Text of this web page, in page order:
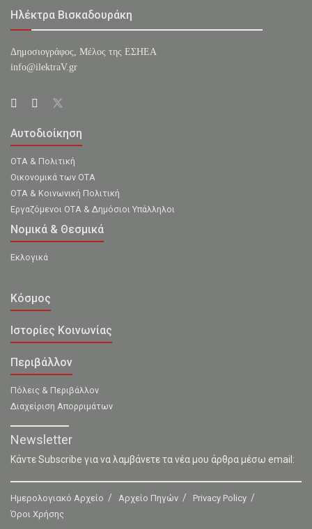
Ηλέκτρα Βισκαδουράκη
Δημοσιογράφος, Μέλος της ΕΣHΕΑ
info@ilektraV.gr
Αυτοδιοίκηση
ΟΤΑ & Πολιτική
Οικονομικά των ΟΤΑ
ΟΤΑ & Κοινωνική Πολιτική
Εργαζόμενοι ΟΤΑ & Δημόσιοι Υπάλληλοι
Νομικά & Θεσμικά
Εκλογικά
Κόσμος
Ιστορίες Κοινωνίας
Περιβάλλον
Πόλεις & Περιβάλλον
Διαχείριση Απορριμάτων
Newsletter
Κάντε Subscribe για να λαμβάνετε τα νέα μου άρθρα μέσω email:
Ημερολογιακό Αρχείο Αρχείο Πηγών
Privacy Policy
Όροι Χρήσης